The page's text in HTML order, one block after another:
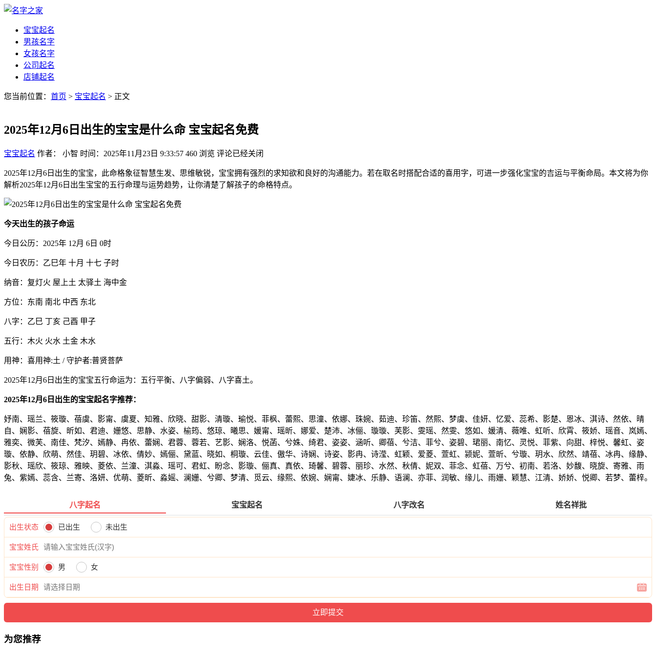
宝宝起名
男孩名字
女孩名字
公司起名
店铺起名
您当前位置： 首页 > 宝宝起名 > 正文
2025年12月6日出生的宝宝是什么命 宝宝起名免费
宝宝起名 作者： 小智 时间：2025年11月23日 9:33:57 460 浏览 评论已经关闭
2025年12月6日出生的宝宝，此命格象征智慧生发、思维敏锐，宝宝拥有强烈的求知欲和良好的沟通能力。若在取名时搭配合适的喜用字，可进一步强化宝宝的吉运与平衡命局。本文将为你
解析2025年12月6日出生宝宝的五行命理与运势趋势，让你清楚了解孩子的命格特点。
今天出生的孩子命运
今日公历：2025年 12月 6日 0时
今日农历：乙巳年 十月 十七 子时
纳音：复灯火 屋上土 太驿土 海中金
方位：东南 南北 中西 东北
八字：乙巳 丁亥 己酉 甲子
五行：木火 火水 土金 木水
用神：喜用神:土 / 守护者:普贤菩萨
2025年12月6日出生的宝宝五行命运为：五行平衡、八字偏弱、八字喜土。
2025年12月6日出生的宝宝起名字推荐：
妤南、瑶兰、筱璇、蓓虞、影甯、虞夏、知雅、欣晓、甜影、清璇、瑜悦、菲枫、蕾熙、思潼、依娜、珠婉、茹迪、珍笛、然熙、梦虞、佳妍、忆爱、蕊希、影楚、恩冰、淇诗、然依、晴
自、娴影、蓓旋、昕如、君迪、姗悠、思静、水姿、榆筠、悠琼、曦思、媛甯、瑶昕、娜爱、楚沛、冰俪、璇璇、芙影、雯瑶、然雯、悠如、媛清、薇唯、虹听、欣霄、筱娇、瑶音、岚嫣、
雅奕、微芙、南佳、梵汐、嫣静、冉依、蕾娴、君蓉、蓉若、艺影、娴洛、悦菡、兮姝、绮君、姿姿、涵听、卿蓓、兮洁、菲兮、姿碧、珺丽、南忆、灵悦、菲紫、向甜、梓悦、馨虹、姿
璇、依静、欣萌、然佳、玥碧、冰依、倩妙、嫣俪、黛蓝、晓如、桐璇、云佳、傲华、诗娴、诗姿、影冉、诗滢、虹颖、爱菱、萱虹、颍妮、萱昕、兮璇、玥水、欣然、靖蓓、冰冉、缘静、
影秋、瑶欣、筱琼、雅映、菱依、兰潼、淇淼、瑶可、君虹、盼念、影璇、俪真、真依、琦馨、碧蓉、丽珍、水然、秋倩、妮双、菲念、虹蓓、万兮、初南、若洛、妙馥、晓旋、寄雅、雨
兔、紫嫣、蕊含、兰寄、洛妍、优萌、菱昕、淼媱、澜姗、兮卿、梦清、觅云、缘熙、依婉、娴甯、婕冰、乐静、语澜、亦菲、润敏、缘儿、雨姗、颖慧、江清、娇娇、悦卿、若梦、蕾梓。
八字起名 宝宝起名 八字改名 姓名祥批
出生状态 已出生 未出生
宝宝姓氏
宝宝性别 男 女
出生日期
为您推荐